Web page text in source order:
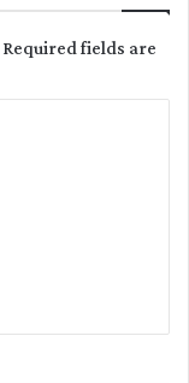
Required fields are
t